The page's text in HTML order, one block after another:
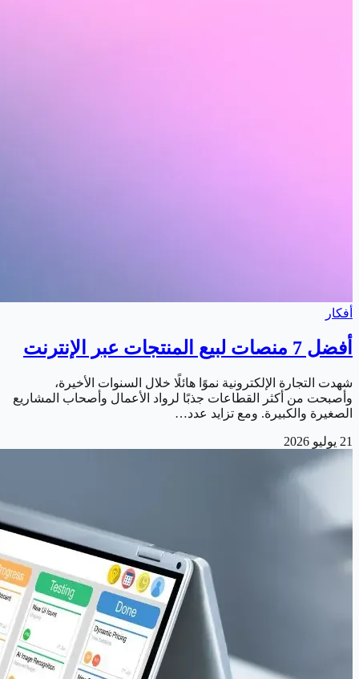
أفكار
أفضل 7 منصات لبيع المنتجات عبر الإنترنت
شهدت التجارة الإلكترونية نموًا هائلًا خلال السنوات الأخيرة،
وأصبحت من أكثر القطاعات جذبًا لرواد الأعمال وأصحاب المشاريع
الصغيرة والكبيرة. ومع تزايد عدد…
21 يوليو 2026